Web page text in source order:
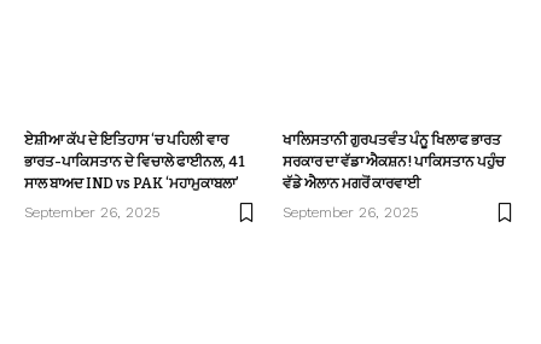
ਏਸ਼ੀਆ ਕੱਪ ਦੇ ਇਤਿਹਾਸ ‘ਚ ਪਹਿਲੀ ਵਾਰ
ਭਾਰਤ-ਪਾਕਿਸਤਾਨ ਦੇ ਵਿਚਾਲੇ ਫਾਈਨਲ, 41
ਸਾਲ ਬਾਅਦ IND vs PAK ‘ਮਹਾਮੁਕਾਬਲਾ’
September 26, 2025
ਖਾਲਿਸਤਾਨੀ ਗੁਰਪਤਵੰਤ ਪੰਨੂ ਖਿਲਾਫ ਭਾਰਤ
ਸਰਕਾਰ ਦਾ ਵੱਡਾ ਐਕਸ਼ਨ! ਪਾਕਿਸਤਾਨ ਪਹੁੰਚ
ਵੱਡੇ ਐਲਾਨ ਮਗਰੋਂ ਕਾਰਵਾਈ
September 26, 2025